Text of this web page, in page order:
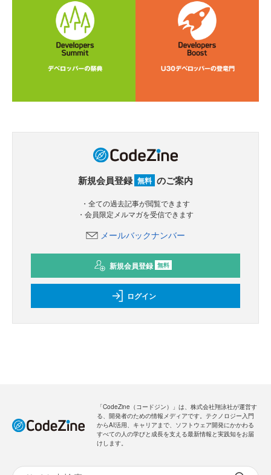
新規会員登録 無料 のご案内
・全ての過去記事が閲覧できます
・会員限定メルマガを受信できます
メールバックナンバー
新規会員登録 無料
ログイン
「CodeZine（コードジン）」は、株式会社翔泳社が運営す
る、開発者のための情報メディアです。テクノロジー入門
からAI活用、キャリアまで、ソフトウェア開発にかかわる
すべての人の学びと成長を支える最新情報と実践知をお届
けします。